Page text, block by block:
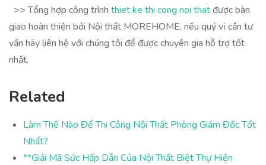
>> Tổng hợp công trình thiet ke thi cong noi thatđược bàn
giao hoàn thiện bởi Nội thất MOREHOME, nếu quý vị cần tư
vấn hãy liên hệ với chúng tôi để được chuyên gia hỗ trợ tốt
nhất.
Related
Làm Thế Nào Để Thi Công Nội Thất Phòng Giám Đốc Tốt
Nhất?
**Giải Mã Sức Hấp Dẫn Của Nội Thất Biệt Thự Hiện